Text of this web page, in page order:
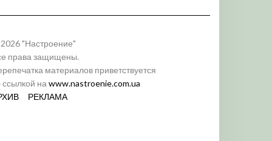
"Настроение"
права защищены.
материалов приветствуется
ссылкой на www.nastroenie.com.ua
РЕКЛАМА